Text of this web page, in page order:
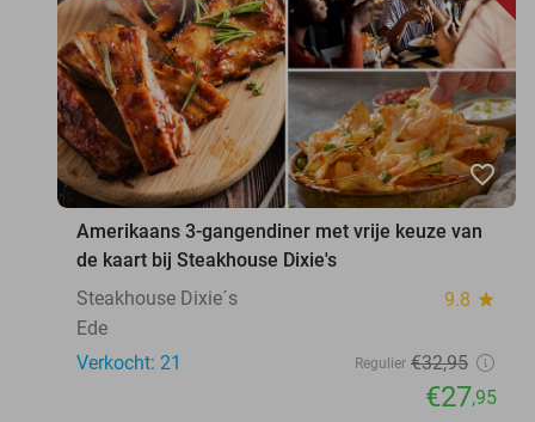
favorite_border
Amerikaans 3-gangendiner met vrije keuze van
de kaart bij Steakhouse Dixie's
Steakhouse Dixie´s
9.8 star
Ede
Verkocht: 21
Regulier €32,95
€27,95